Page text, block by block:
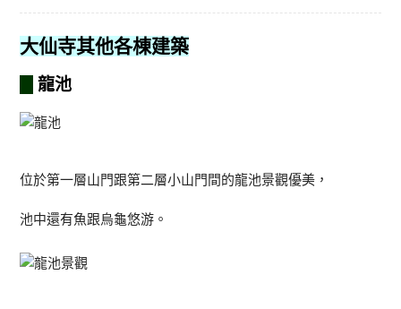
大仙寺其他各棟建築
龍池
位於第一層山門跟第二層小山門間的龍池景觀優美，
池中還有魚跟烏龜悠游。